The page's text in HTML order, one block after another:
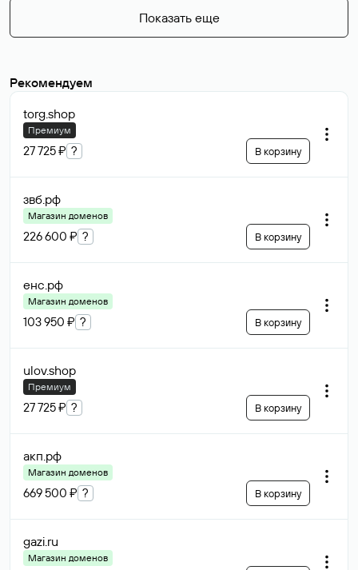
Показать еще
Рекомендуем
torg.shop
Премиум
27 725 ₽ ? В корзину
звб.рф
Магазин доменов
226 600 ₽ ? В корзину
енс.рф
Магазин доменов
103 950 ₽ ? В корзину
ulov.shop
Премиум
27 725 ₽ ? В корзину
акп.рф
Магазин доменов
669 500 ₽ ? В корзину
gazi.ru
Магазин доменов